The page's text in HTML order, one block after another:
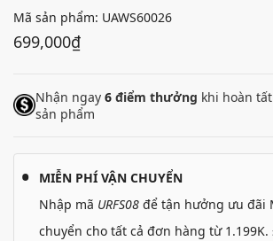
Mã sản phẩm: UAWS60026
699,000₫
Nhận ngay 6 điểm thưởng khi hoàn
sản phẩm
MIỄN PHÍ VẬN CHUYỂN
Nhập mã URFS08 để tận hưởng ưu đãi
chuyển cho tất cả đơn hàng từ 1.199K.